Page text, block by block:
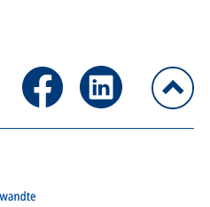
Seite über Facebook teilen
Seite über